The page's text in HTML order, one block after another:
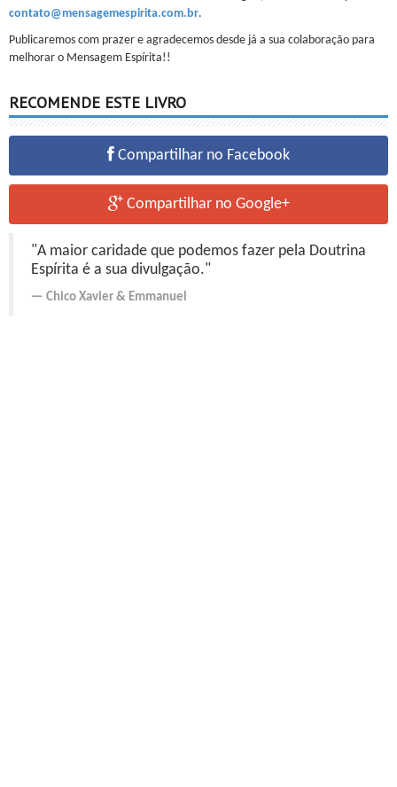
contato@mensagemespirita.com.br.
Publicaremos com prazer e agradecemos desde já a sua colaboração para
melhorar o Mensagem Espírita!!
RECOMENDE ESTE LIVRO
Compartilhar no Facebook
Compartilhar no Google+
"A maior caridade que podemos fazer pela Doutrina
Espírita é a sua divulgação."
Chico Xavier & Emmanuel